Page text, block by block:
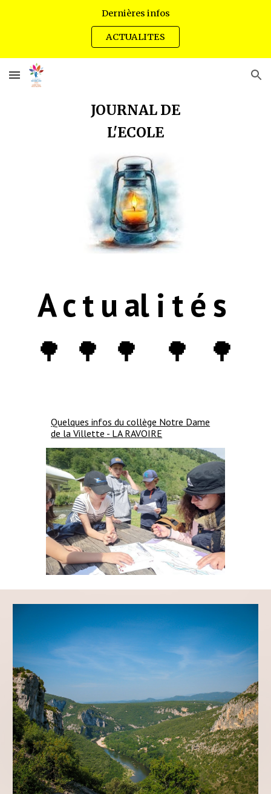
Dernières infos
ACTUALITES
JOURNAL DE
L'ECOLE
A c t u al i t é s
🌳 🌳 🌳 🌳 🌳
Quelques infos du collège Notre Dame
de la Villette - LA RAVOIRE